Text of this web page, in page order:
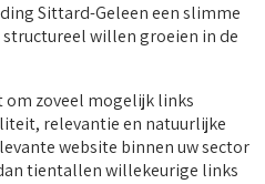
Sittard-Geleen een slimme
willen groeien in de
zoveel mogelijk links
relevantie en natuurlijke
website binnen uw sector
tientallen willekeurige links